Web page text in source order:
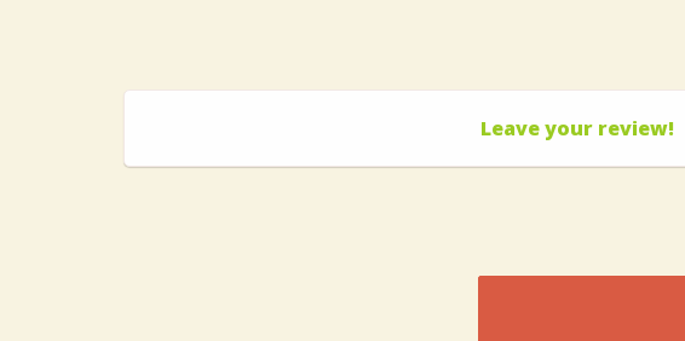
Leave your review!